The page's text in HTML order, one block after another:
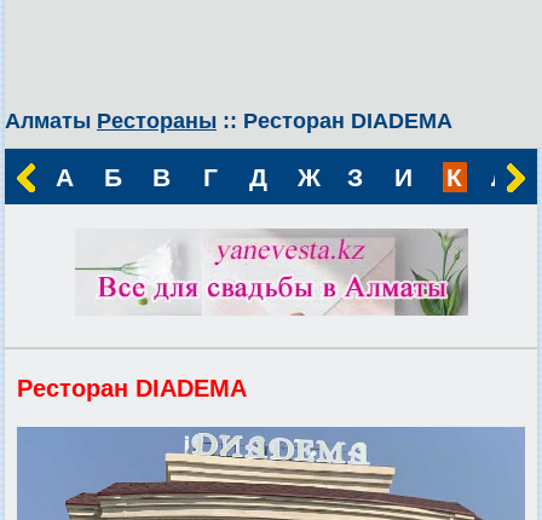
Алматы Рестораны :: Ресторан DIADEMA
А Б В Г Д Ж З И К Л
Ресторан DIADEMA